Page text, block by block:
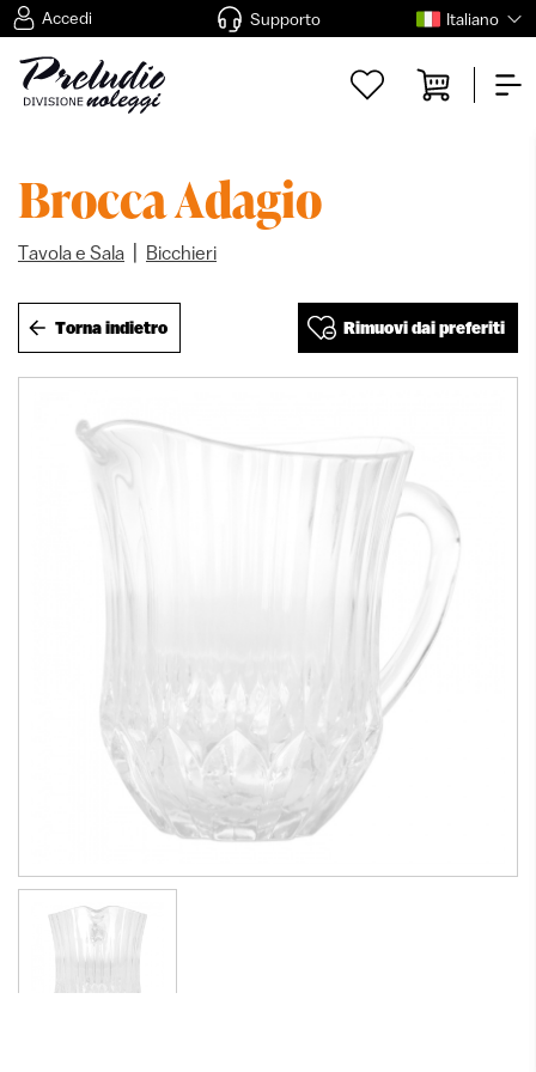
Accedi Supporto Italiano
Brocca Adagio
Tavola e Sala Bicchieri
Torna indietro Rimuovi dai preferiti